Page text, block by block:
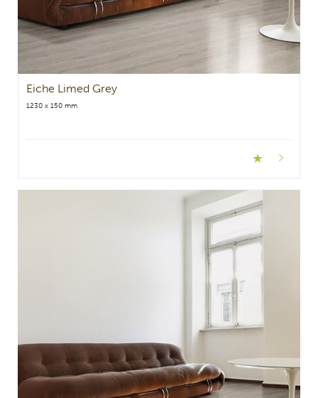
Eiche Limed Grey
1230 x 150 mm